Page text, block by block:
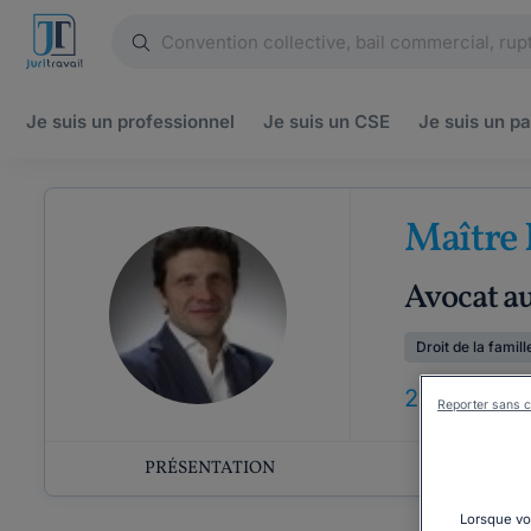
Je suis un professionnel Je suis un CSE Je suis un
Maître
Avocat
Droit de la
21 ANS
PRÉSENTATION
Lorsque
Reporter sans